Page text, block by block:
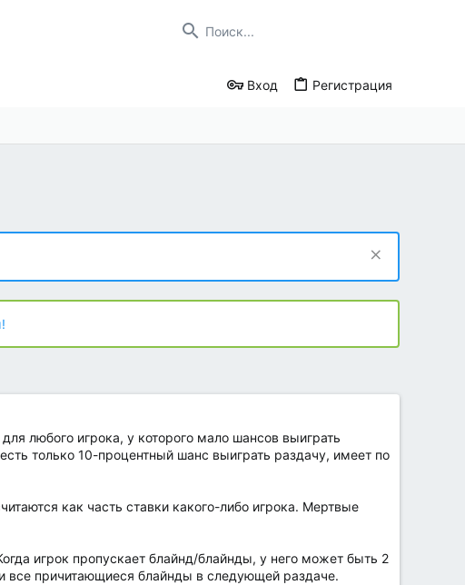
Вход Регистрация
любого игрока, у которого мало шансов выиграть
только 10-процентный шанс выиграть раздачу, имеет по
как часть ставки какого-либо игрока. Мертвые
игрок пропускает блайнд/блайнды, у него может быть 2
все причитающиеся блайнды в следующей раздаче.